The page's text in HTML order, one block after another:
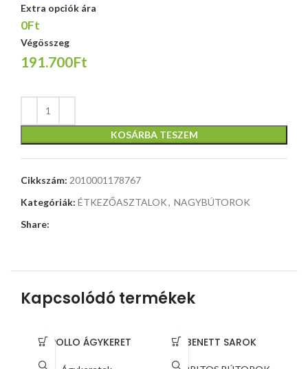
Extra opciók ára
0Ft
Végösszeg
191.700Ft
KOSÁRBA TESZEM
Cikkszám: 2010001178767
Kategóriák: ÉTKEZŐASZTALOK, NAGYBÚTOROK
Share:
Kapcsolódó termékek
APOLLO ÁGYKERET BENETT SAROK